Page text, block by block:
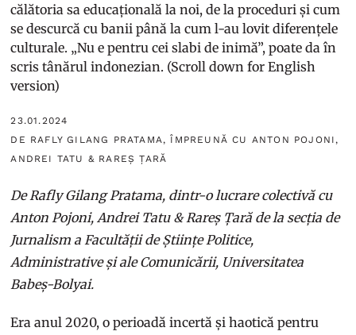
călătoria sa educațională la noi, de la proceduri și cum
se descurcă cu banii până la cum l-au lovit diferențele
culturale. „Nu e pentru cei slabi de inimă”, poate da în
scris tânărul indonezian. (Scroll down for English
version)
23.01.2024
DE RAFLY GILANG PRATAMA, ÎMPREUNĂ CU ANTON POJONI,
ANDREI TATU & RAREȘ ȚARĂ
De Rafly Gilang Pratama, dintr-o lucrare colectivă cu
Anton Pojoni, Andrei Tatu & Rareș Țară de la secția de
Jurnalism a Facultății de Științe Politice,
Administrative și ale Comunicării, Universitatea
Babeș-Bolyai.
Era anul 2020, o perioadă incertă și haotică pentru